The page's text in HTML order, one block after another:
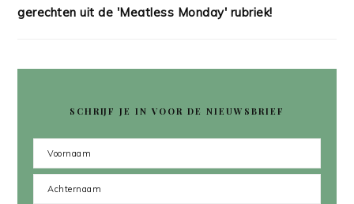
gerechten uit de 'Meatless Monday' rubriek!
SCHRIJF JE IN VOOR DE NIEUWSBRIEF